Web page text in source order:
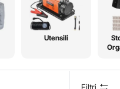
Utensili
Filtri